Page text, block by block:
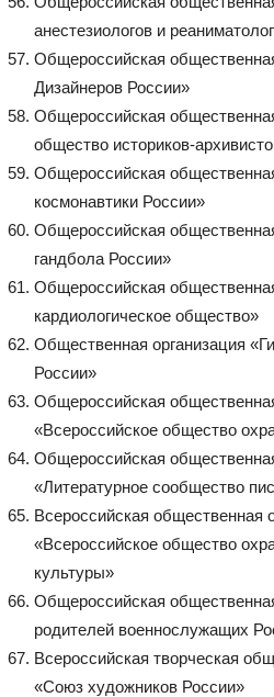
анестезиологов и
Общероссийская
Дизайнеров России»
Общероссийская
общество историков-
Общероссийская
космонавтики России»
Общероссийская
гандбола России»
Общероссийская
кардиологическое общество»
Общественная организация
России»
Общероссийская
«Всероссийское общество
Общероссийская
«Литературное сообщество
Всероссийская общественная
«Всероссийское общество
культуры»
Общероссийская
родителей военнослужащих
Всероссийская творческая
«Союз художников России»